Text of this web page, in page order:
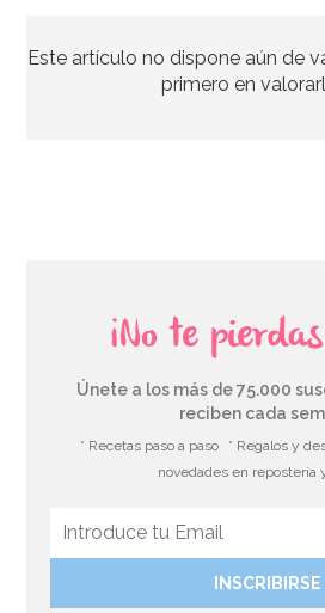
33,95€
Este artículo no dispone aún de
primero en
¡No te
Únete a los más de 75.000
reciben cada
* Recetas paso a paso * Regalos y
novedades en repostería
INSCRIBIRSE